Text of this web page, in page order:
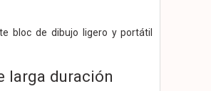
bloc de dibujo ligero y portátil
larga duración